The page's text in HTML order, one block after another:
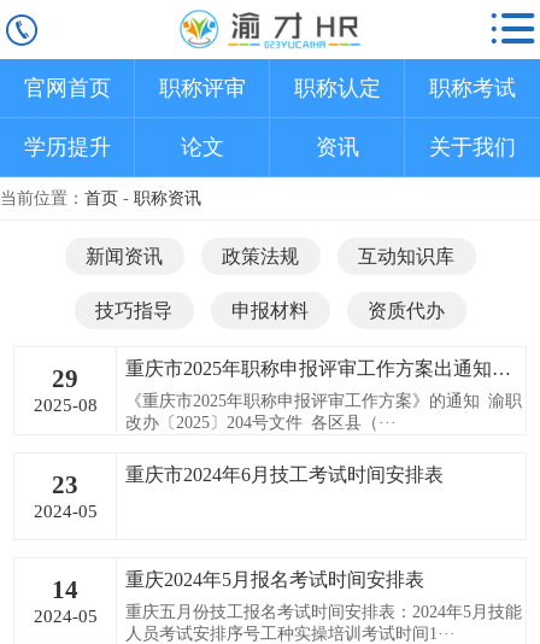
官网首页 职称评审 职称认定 职称考试
学历提升 论文 资讯 关于我们
当前位置： 首页 - 职称资讯
新闻资讯 政策法规 互动知识库
技巧指导 申报材料 资质代办
29
2025-08
重庆市2025年职称申报评审工作方案出通知啦！
《重庆市2025年职称申报评审工作方案》的通知 渝职
改办〔2025〕204号文件 各区县（···
23
2024-05
重庆市2024年6月技工考试时间安排表
14
2024-05
重庆2024年5月报名考试时间安排表
重庆五月份技工报名考试时间安排表：2024年5月技能
人员考试安排序号工种实操培训考试时间1···